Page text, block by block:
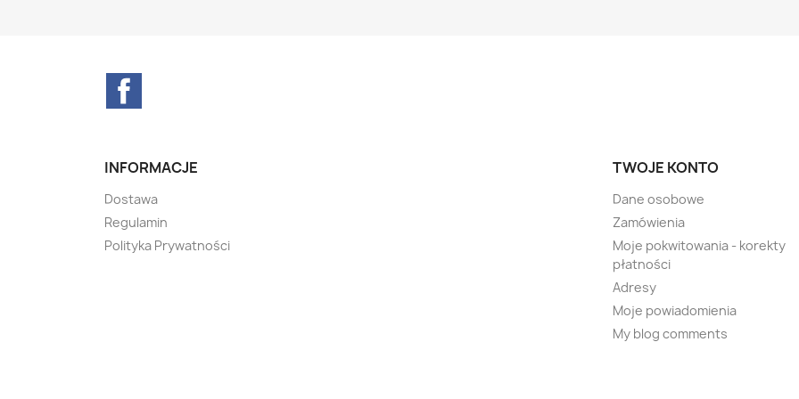
INFORMACJE
Dostawa
Regulamin
Polityka Prywatności
TWOJE KONTO
Dane osobowe
Zamówienia
Moje pokwitowania - korekty
płatności
Adresy
Moje powiadomienia
My blog comments